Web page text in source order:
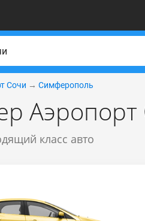
Сочи → Симферополь
класс авто